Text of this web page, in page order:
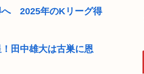
へ 2025年のKリーグ得
田中雄大は古巣に恩